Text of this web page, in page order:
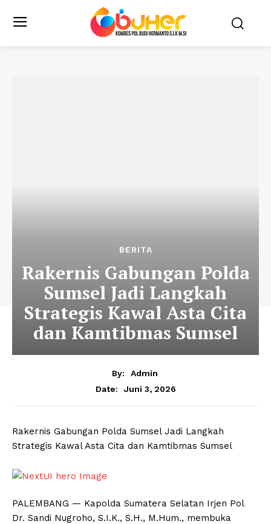
BERITA
Rakernis Gabungan Polda
Sumsel Jadi Langkah
Strategis Kawal Asta Cita
dan Kamtibmas Sumsel
By:
Admin
Date:
Juni 3, 2026
Rakernis Gabungan Polda Sumsel Jadi Langkah
Strategis Kawal Asta Cita dan Kamtibmas Sumsel
PALEMBANG — Kapolda Sumatera Selatan Irjen Pol
Dr. Sandi Nugroho, S.I.K., S.H., M.Hum., membuka